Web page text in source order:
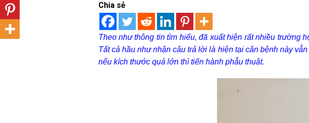
Chia sẻ
Theo như thông tin tìm hiểu, đã xuất hiện rất nhiều trường
Tất cả hầu như nhận câu trả lời là hiện tại căn bệnh này
nếu kích thước quá lớn thì tiến hành phẫu thuật.